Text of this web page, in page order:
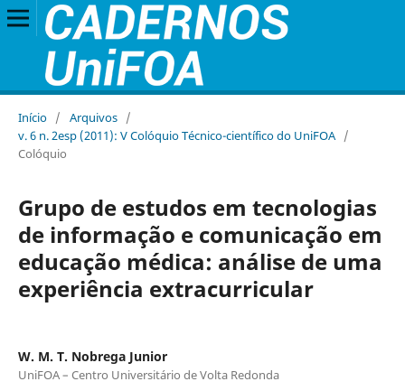
Início / Arquivos /
v. 6 n. 2esp (2011): V Colóquio Técnico-científico do UniFOA /
Colóquio
Grupo de estudos em tecnologias
de informação e comunicação em
educação médica: análise de uma
experiência extracurricular
W. M. T. Nobrega Junior
UniFOA – Centro Universitário de Volta Redonda